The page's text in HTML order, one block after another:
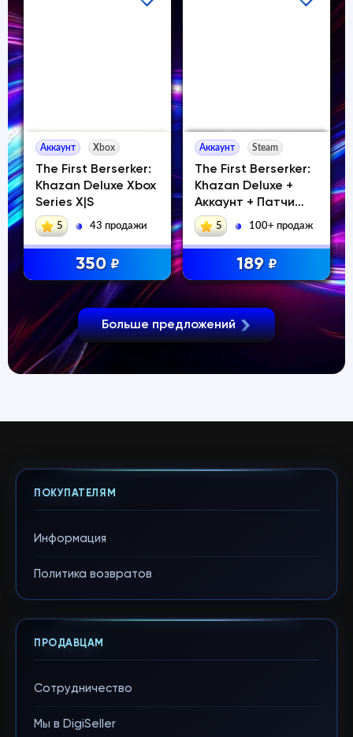
Аккаунт Xbox
The First Berserker:
Khazan Deluxe Xbox
Series X|S
5 43 продажи
350 ₽
Аккаунт Steam
The First Berserker:
Khazan Deluxe +
Аккаунт + Патчи
steam
5 100+ продаж
189 ₽
Больше предложений
ПОКУПАТЕЛЯМ
Информация
Политика возвратов
ПРОДАВЦАМ
Сотрудничество
Мы в DigiSeller